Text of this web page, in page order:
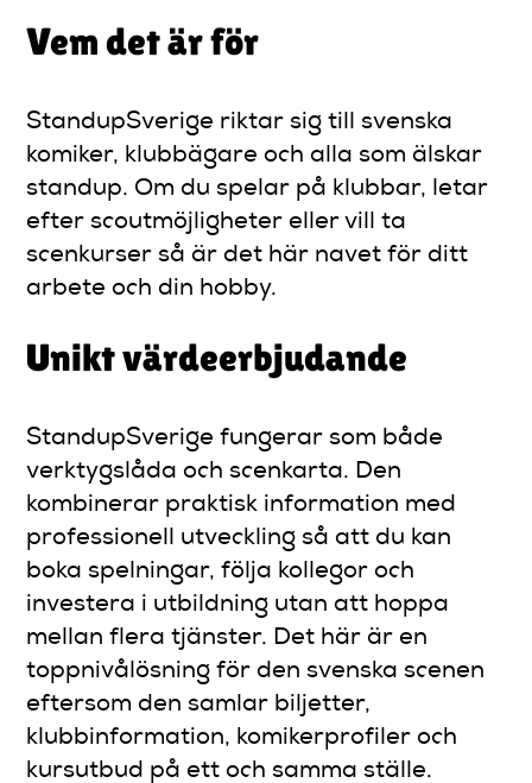
Vem det är för
StandupSverige riktar sig till svenska
komiker, klubbägare och alla som älskar
standup. Om du spelar på klubbar, letar
efter scoutmöjligheter eller vill ta
scenkurser så är det här navet för ditt
arbete och din hobby.
Unikt värdeerbjudande
StandupSverige fungerar som både
verktygslåda och scenkarta. Den
kombinerar praktisk information med
professionell utveckling så att du kan
boka spelningar, följa kollegor och
investera i utbildning utan att hoppa
mellan flera tjänster. Det här är en
toppnivålösning för den svenska scenen
eftersom den samlar biljetter,
klubbinformation, komikerprofiler och
kursutbud på ett och samma ställe.